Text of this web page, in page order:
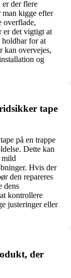
der flere
man kigge efter
overflade,
er det vigtigt at
holdbar for at
kan overvejes,
og
tape
på en trappe
Dette kan
mild
Hvis der
den repareres
dens
kontrollere
justeringer eller
der